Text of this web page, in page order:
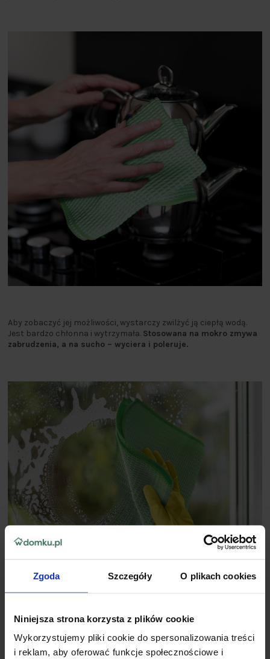
Zgoda Szczegóły O plikach cookies
Niniejsza strona korzysta z plików cookie
Wykorzystujemy pliki cookie do spersonalizowania treści
i reklam, aby oferować funkcje społecznościowe i
Aby zobaczyć jej możliwości, wystarczy zwilżyć ją ciepłą wodą.
Jest bardzo chłonna i wytrzymała. Stosowana na mokro zmywa
zabrudzenia, a na sucho – wyciera i poleruje.